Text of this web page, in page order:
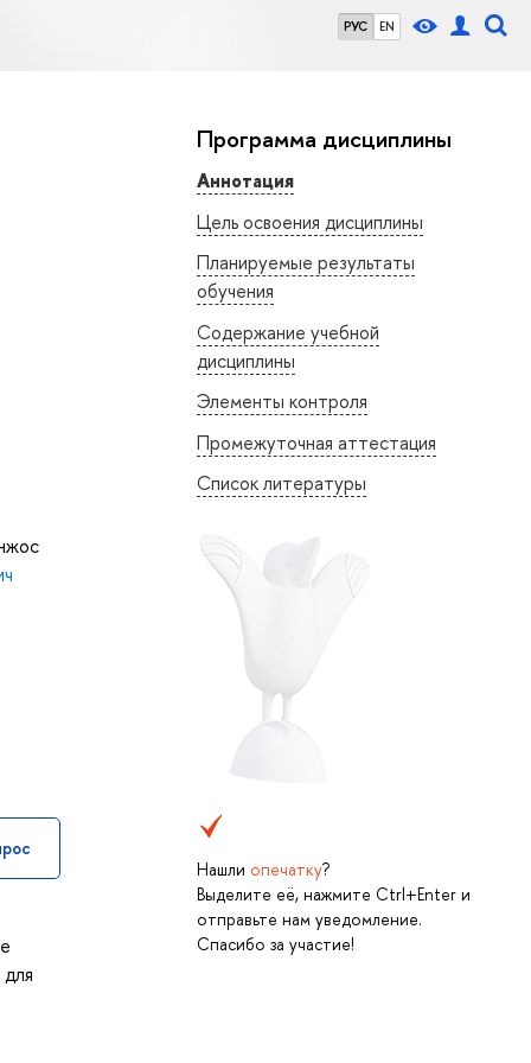
РУС EN
Программа дисциплины
Аннотация
Цель освоения дисциплины
Планируемые результаты
обучения
Содержание учебной
дисциплины
Элементы контроля
Промежуточная аттестация
Список литературы
Нашли опечатку?
Выделите её, нажмите Ctrl+Enter и
отправьте нам уведомление.
Спасибо за участие!